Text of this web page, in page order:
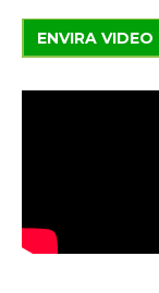
ENVIRA VIDEO